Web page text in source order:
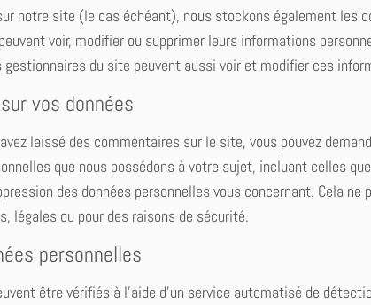
notre site (le cas échéant), nous stockons également les
voir, modifier ou supprimer leurs informations
du site peuvent aussi voir et modifier ces
vos données
laissé des commentaires sur le site, vous pouvez
que nous possédons à votre sujet, incluant celles
des données personnelles vous concernant. Cela ne
légales ou pour des raisons de sécurité.
personnelles
être vérifiés à l’aide d’un service automatisé de